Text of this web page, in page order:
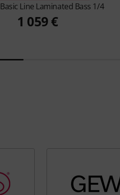
Basic Line Laminated Bass 1/4
1 059 €